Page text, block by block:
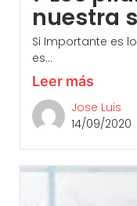
nuestra
Si Importante es
es...
Leer más
Jose Luis
14/09/2020